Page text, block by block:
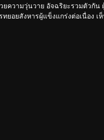
ความวุ่นวาย อัจฉริยะรวมตัวกัน
อยสังหารผู้แข็งแกร่งต่อเนื่อง เ
ท่ามกลางการลอบสังหารที่ไม่อา